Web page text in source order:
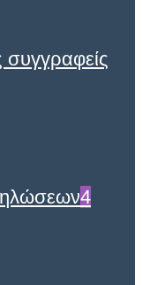
συγγραφείς
4